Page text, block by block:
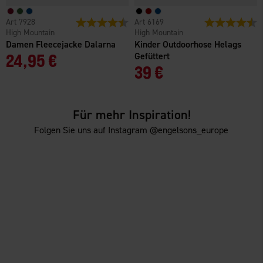
Damen Fleecejacke Dalarna
High Mountain
7928
24,95 €
Bewertung: 4.3 von 5 Sternen
Kinder Outdoorhose Helags
Gefüttert
High Mountain
6169
39 €
Bewertung:
Für mehr Inspiration!
Folgen Sie uns auf Instagram @engelsons_europe